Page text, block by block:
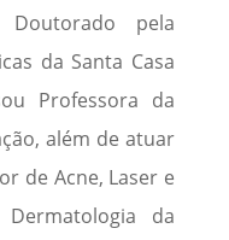
pela
da Santa Casa
Professora da
além de atuar
de Acne, Laser e
da